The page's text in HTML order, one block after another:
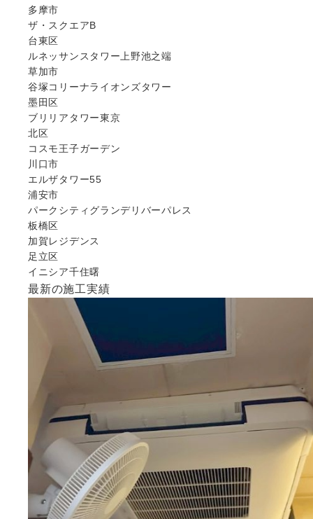
多摩市
ザ・スクエアB
台東区
ルネッサンスタワー上野池之端
草加市
谷塚コリーナライオンズタワー
墨田区
ブリリアタワー東京
北区
コスモ王子ガーデン
川口市
エルザタワー55
浦安市
パークシティグランデリバーパレス
板橋区
加賀レジデンス
足立区
イニシア千住曙
最新の施工実績